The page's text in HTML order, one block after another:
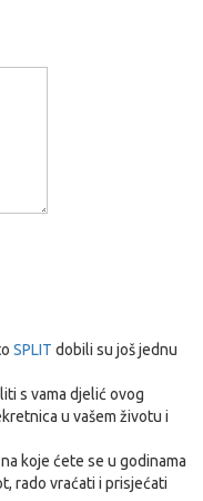
SPLIT dobili su još jednu
s vama djelić ovog
u vašem životu i
koje ćete se u godinama
rado vraćati i prisjećati